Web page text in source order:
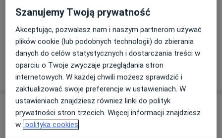
Konsultacja neurologiczna
Szczegóły
W jaki sposób ustalane są ceny?
Adresy (3)
Adres 1 Adres 2
Szanujemy Twoją prywatność
Akceptując, pozwalasz nam i naszym partnerom używać
plików cookie (lub podobnych technologii) do zbierania
danych do celów statystycznych i dostarczania treści w
oparciu o Twoje zwyczaje przeglądania stron
internetowych. W każdej chwili możesz sprawdzić i
zaktualizować swoje preferencje w ustawieniach. W
ustawieniach znajdziesz również linki do polityk
prywatności stron trzecich. Więcej informacji znajdziesz
w polityka cookies